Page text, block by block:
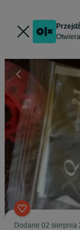
Dodane 02 sierpnia